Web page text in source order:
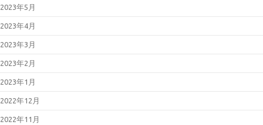
2023年5月
2023年4月
2023年3月
2023年2月
2023年1月
2022年12月
2022年11月